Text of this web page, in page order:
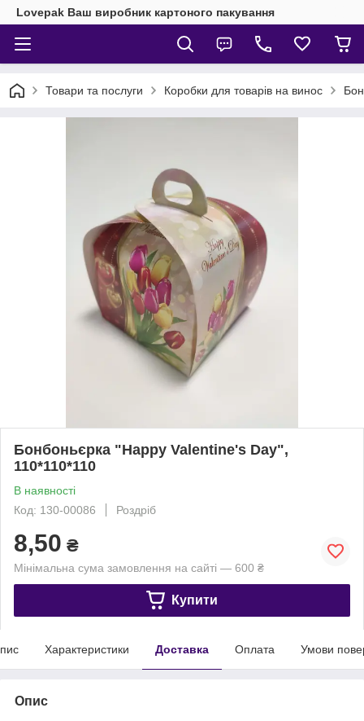
Lovepak Ваш виробник картоного пакування
Товари та послуги Коробки для товарів на винос
Бонбоньєрка "Happy Valentine's Day",
110*110*110
В наявності
Код: 130-00086
Роздріб
8,50 ₴
Мінімальна сума замовлення на сайті — 600 ₴
Купити
Характеристики Доставка Оплата Умови
Опис